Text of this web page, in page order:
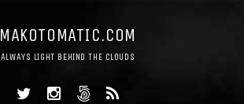
MAKOTOMATIC.COM
ALWAYS LIGHT BEHIND THE CLOUDS